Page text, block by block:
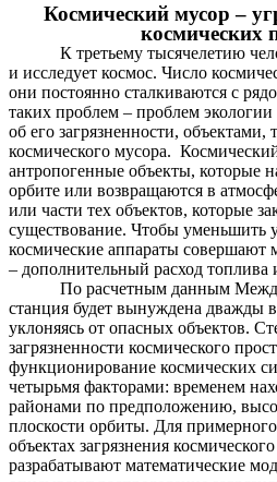
Космический мусор –
космических
К третьему тысячелетию
и исследует космос. Число
они постоянно сталкиваются с
таких проблем – проблем экологии
об его загрязненности, объектами,
космического мусора.
антропогенные объекты, которые
орбите или возвращаются в
или части тех объектов, которые
существование. Чтобы уменьшить
космические аппараты совершают
– дополнительный расход топлива
По расчетным данным
станция будет вынуждена дважды
уклоняясь от опасных объектов.
загрязненности космического
функционирование космических
четырьмя факторами: временем
районами по предположению,
плоскости орбиты. Для
объектах загрязнения
разрабатывают математические